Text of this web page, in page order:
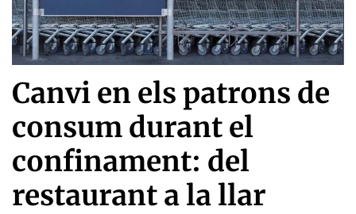
Canvi en els patrons de
consum durant el
confinament: del
restaurant a la llar